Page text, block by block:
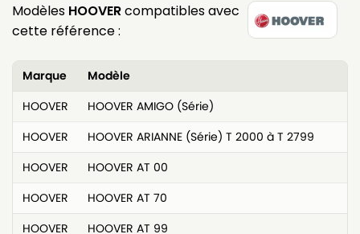
Modèles HOOVERcompatibles avec
cette référence :
Marque
Modèle
HOOVER
HOOVER AMIGO (Série)
HOOVER
HOOVER ARIANNE (Série) T 2000 à T 2799
HOOVER
HOOVER AT 00
HOOVER
HOOVER AT 70
HOOVER
HOOVER AT 99